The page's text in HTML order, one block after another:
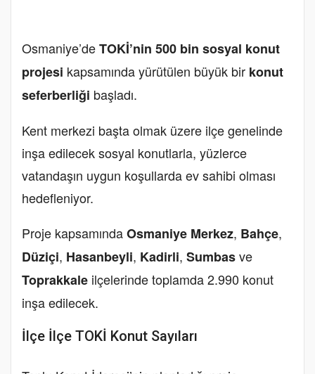
Osmaniye’deTOKİ’nin 500 bin sosyal konut
projesi kapsamında yürütülen büyük bir konut
seferberliği başladı.
Kent merkezi başta olmak üzere ilçe genelinde
inşa edilecek sosyal konutlarla, yüzlerce
vatandaşın uygun koşullarda ev sahibi olması
hedefleniyor.
Proje kapsamındaOsmaniye Merkez, Bahçe,
Düziçi, Hasanbeyli, Kadirli, Sumbasve
Toprakkale ilçelerinde toplamda 2.990 konut
inşa edilecek.
İlçe İlçe TOKİ Konut Sayıları